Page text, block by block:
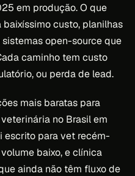
em produção. O que
custo, planilhas
open-source que
caminho tem custo
ou perda de lead.
mais baratas para
no Brasil em
escrito para vet recém-
baixo, e clínica
ainda não têm fluxo de